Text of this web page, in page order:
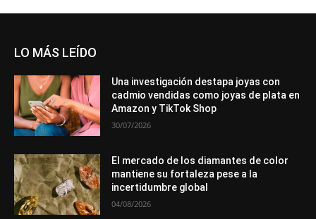
LO MÁS LEÍDO
Una investigación destapa joyas con
cadmio vendidas como joyas de plata en
Amazon y TikTok Shop
30/07/2026
El mercado de los diamantes de color
mantiene su fortaleza pese a la
incertidumbre global
04/08/2026